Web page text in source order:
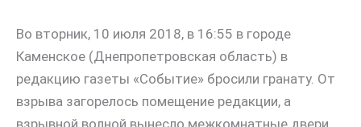
Во вторник, 10 июля 2018, в 16:55 в городе
Каменское (Днепропетровская область) в
редакцию газеты «Событие» бросили гранату. От
взрыва загорелось помещение редакции, а
взрывной волной вынесло межкомнатные двери